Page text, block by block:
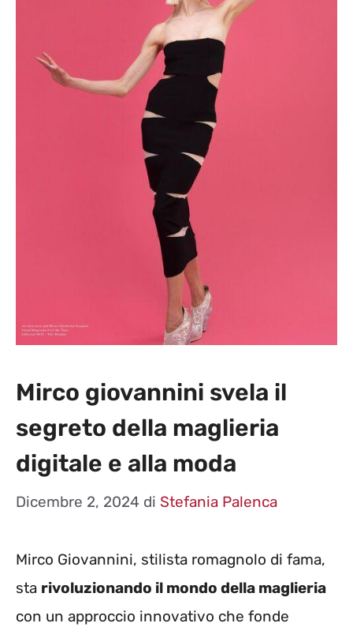
Mirco giovannini svela il
segreto della maglieria
digitale e alla moda
Dicembre 2, 2024 di Stefania Palenca
Mirco Giovannini, stilista romagnolo di fama,
sta rivoluzionando il mondo della maglieria
con un approccio innovativo che fonde